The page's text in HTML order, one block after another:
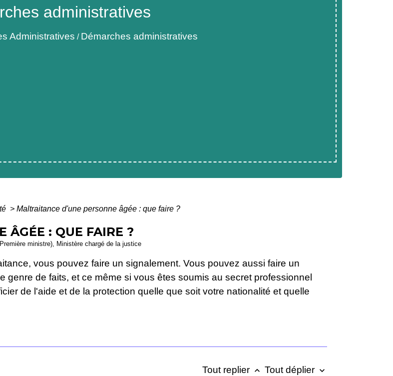
administratives
Administratives / Démarches administratives
> Maltraitance d'une personne âgée : que faire ?
ÂGÉE : QUE FAIRE ?
ministre), Ministère chargé de la justice
vous pouvez faire un signalement. Vous pouvez aussi faire un
de faits, et ce même si vous êtes soumis au secret professionnel
de l'aide et de la protection quelle que soit votre nationalité et quelle
Tout replier keyboard_arrow_up Tout déplier keyboard_arrow_down